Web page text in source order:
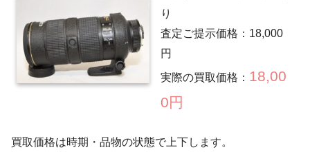
り
査定ご提示価格：18,000
円
実際の買取価格： 18,00
0円
買取価格は時期・品物の状態で上下します。